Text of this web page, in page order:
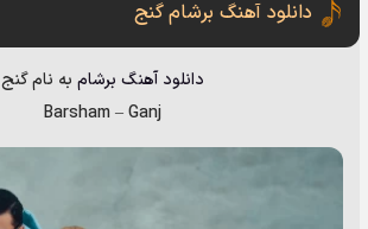
دانلود آهنگ برشام گنج
دانلود آهنگ برشام به نامگنج
Barsham–Ganj